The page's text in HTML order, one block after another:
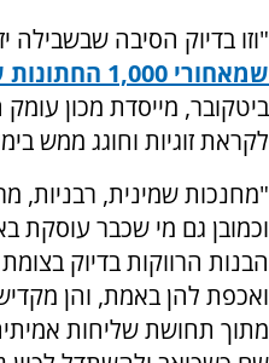
"וזו בדיוק הסיבה שבשבילה
שמאחורי 1,000 החתונות
ביטקובר, מייסדת מכון
לקראת זוגיות וחוגג ממש
"מחנכות שמינית,
וכמובן גם מי שכבר עוסקת
הבנות הרווקות בדיוק
ואכפת להן באמת, והן
מתוך תחושת שליחות